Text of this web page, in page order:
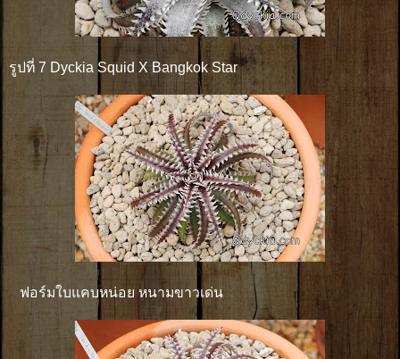
รูปที่ 7 Dyckia Squid X Bangkok Star
ฟอร์มใบแคบหน่อย หนามขาวเด่น